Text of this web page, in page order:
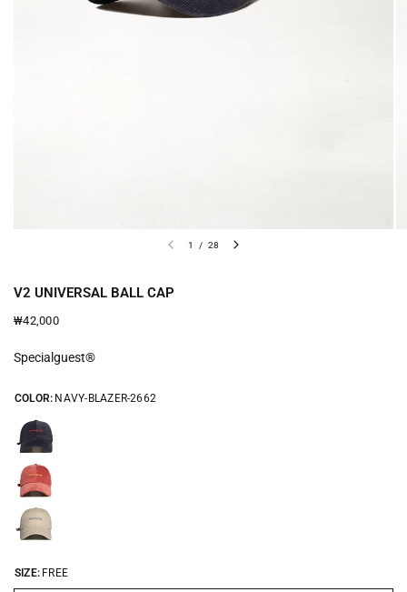
1 / 28
V2 UNIVERSAL BALL CAP
₩42,000
Specialguest®
COLOR: NAVY-BLAZER-2662
SIZE: FREE